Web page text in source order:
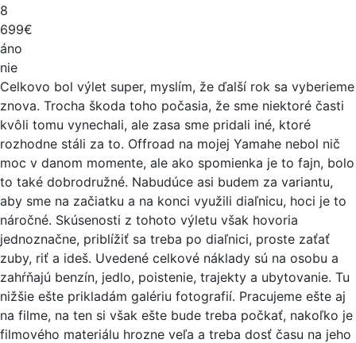
8
699€
áno
nie
Celkovo bol výlet super, myslím, že ďalší rok sa vyberieme
znova. Trocha škoda toho počasia, že sme niektoré časti
kvôli tomu vynechali, ale zasa sme pridali iné, ktoré
rozhodne stáli za to. Offroad na mojej Yamahe nebol nič
moc v danom momente, ale ako spomienka je to fajn, bolo
to také dobrodružné. Nabudúce asi budem za variantu,
aby sme na začiatku a na konci využili diaľnicu, hoci je to
náročné. Skúsenosti z tohoto výletu však hovoria
jednoznačne, priblížiť sa treba po diaľnici, proste zaťať
zuby, riť a ideš. Uvedené celkové náklady sú na osobu a
zahŕňajú benzín, jedlo, poistenie, trajekty a ubytovanie. Tu
nižšie ešte prikladám galériu fotografií. Pracujeme ešte aj
na filme, na ten si však ešte bude treba počkať, nakoľko je
filmového materiálu hrozne veľa a treba dosť času na jeho